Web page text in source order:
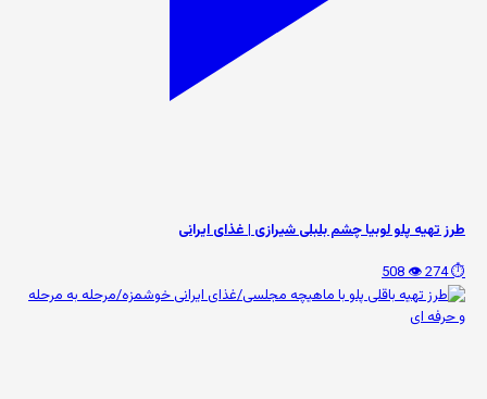
طرز تهیه پلو لوبیا چشم بلبلی شیرازی | غذای ایرانی
⏱️ 274
👁️ 508